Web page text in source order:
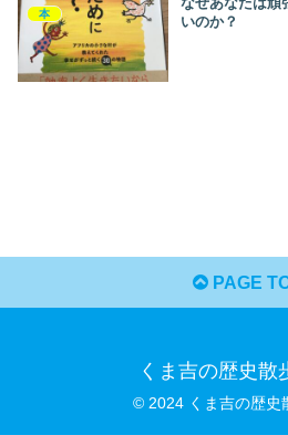
本
いのか？
PAGE
くま吉の歴史散
© 2024 くま吉の歴史